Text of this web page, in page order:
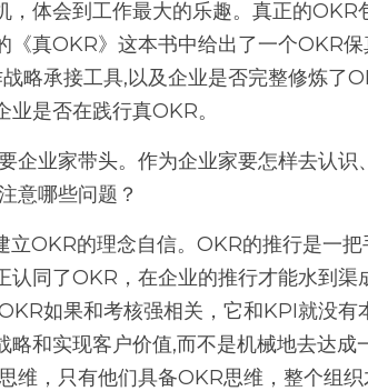
，体会到工作最大的乐趣。真正的OKR
《真OKR》这本书中给出了一个OKR
略承接工具,以及企业是否完整修炼了
业是否在践行真OKR。
企业家带头。作为企业家要怎样去认
意哪些问题？
认同了OKR，在企业的推行才能水到渠
如果和考核强相关，它和KPI就没有
略和实现客户价值,而不是机械地去达成
维，只有他们具备OKR思维，整个组